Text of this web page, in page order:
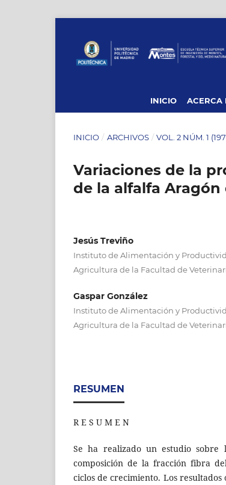
INICIO ACERCA
INICIO / ARCHIVOS / VOL. 2 NÚM. 1
Variaciones de la
de la alfalfa
Jesús Treviño
Instituto de Alimentación y
Agricultura de la Facultad de
Gaspar González
Instituto de Alimentación y
Agricultura de la Facultad de
RESUMEN
R E S U M E N
Se ha realizado un estudio
composición de la fracción fibra
ciclos de crecimiento. Los